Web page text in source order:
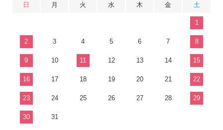
日 月 火 水 木 金 土
1
2 3 4 5 6 7 8
9 10 11 12 13 14 15
16 17 18 19 20 21 22
23 24 25 26 27 28 29
30 31